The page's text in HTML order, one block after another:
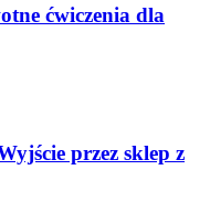
ćwiczenia dla
przez sklep z